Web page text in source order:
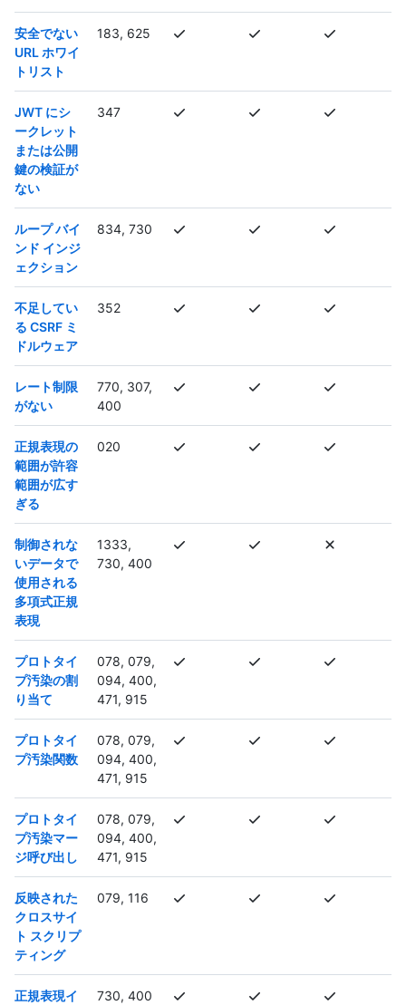
安全でない
URL ホワイ
トリスト
183, 625
JWT にシ
ークレット
または公開
鍵の検証が
ない
347
ループ バイ
ンド インジ
ェクション
834, 730
不足してい
る CSRF ミ
ドルウェア
352
レート制限
がない
770, 307,
400
正規表現の
範囲が許容
範囲が広す
ぎる
020
制御されな
いデータで
使用される
多項式正規
表現
1333,
730, 400
プロトタイ
プ汚染の割
り当て
078, 079,
094, 400,
471, 915
プロトタイ
プ汚染関数
078, 079,
094, 400,
471, 915
プロトタイ
プ汚染マー
ジ呼び出し
078, 079,
094, 400,
471, 915
反映された
クロスサイ
ト スクリプ
ティング
079, 116
正規表現イ
730, 400